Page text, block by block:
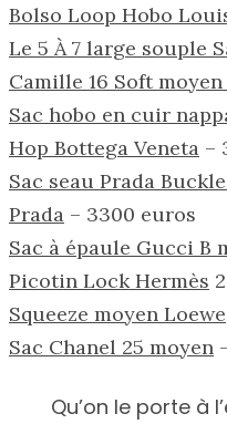
Bolso Loop Hobo
Le 5 À 7 large souple
Camille 16 Soft
Sac hobo en cuir
Hop Bottega Veneta –
Sac seau Prada
Prada – 3300 euros
Sac à épaule Gucci B
Picotin Lock Hermès
Squeeze moyen Loewe
Sac Chanel 25 moyen
Qu’on le porte à